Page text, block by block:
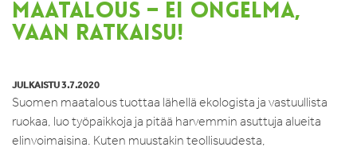
MAATALOUS – EI ONGELMA,
VAAN RATKAISU!
JULKAISTU 3.7.2020
Suomen maatalous tuottaa lähellä ekologista ja vastuullista
ruokaa, luo työpaikkoja ja pitää harvemmin asuttuja alueita
elinvoimaisina. Kuten muustakin teollisuudesta,